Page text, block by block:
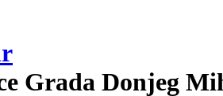
Grada Donjeg